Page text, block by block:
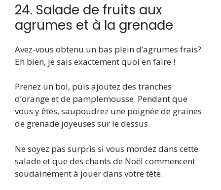
24. Salade de fruits aux
agrumes et à la grenade
Avez-vous obtenu un bas plein d’agrumes frais?
Eh bien, je sais exactement quoi en faire !
Prenez un bol, puis ajoutez des tranches
d’orange et de pamplemousse. Pendant que
vous y êtes, saupoudrez une poignée de graines
de grenade joyeuses sur le dessus.
Ne soyez pas surpris si vous mordez dans cette
salade et que des chants de Noël commencent
soudainement à jouer dans votre tête.